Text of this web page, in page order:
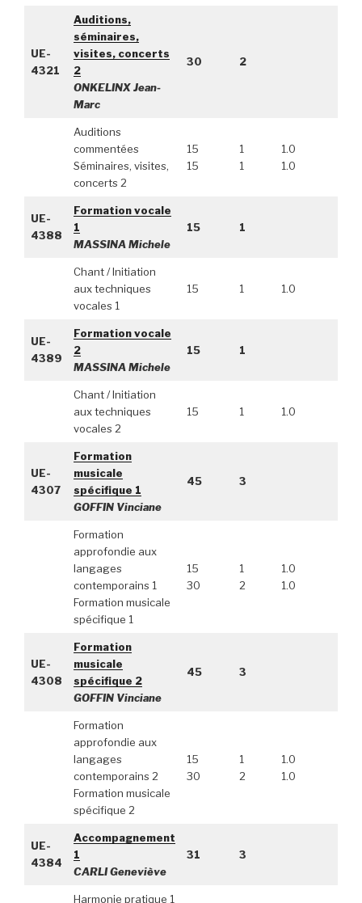
UE-
4321
Auditions,
séminaires,
visites, concerts
2
ONKELINX Jean-
Marc
30 2
Auditions
commentées
Séminaires, visites,
concerts 2
15
15
1
1
1.0
1.0
UE-
4388
Formation vocale
1
MASSINA Michele
15 1
Chant / Initiation
aux techniques
vocales 1
15 1 1.0
UE-
4389
Formation vocale
2
MASSINA Michele
15 1
Chant / Initiation
aux techniques
vocales 2
15 1 1.0
UE-
4307
Formation
musicale
spécifique 1
GOFFIN Vinciane
45 3
Formation
approfondie aux
langages
contemporains 1
Formation musicale
spécifique 1
15
30
1
2
1.0
1.0
UE-
4308
Formation
musicale
spécifique 2
GOFFIN Vinciane
45 3
Formation
approfondie aux
langages
contemporains 2
Formation musicale
spécifique 2
15
30
1
2
1.0
1.0
UE-
4384
Accompagnement
1
CARLI Geneviève
31 3
Harmonie pratique 1